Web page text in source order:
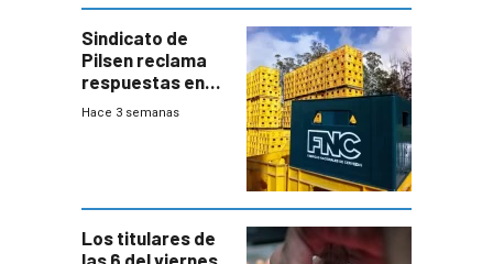
Sindicato de
Pilsen reclama
respuestas en
medio de
Hace 3 semanas
Los titulares de
las 6 del viernes